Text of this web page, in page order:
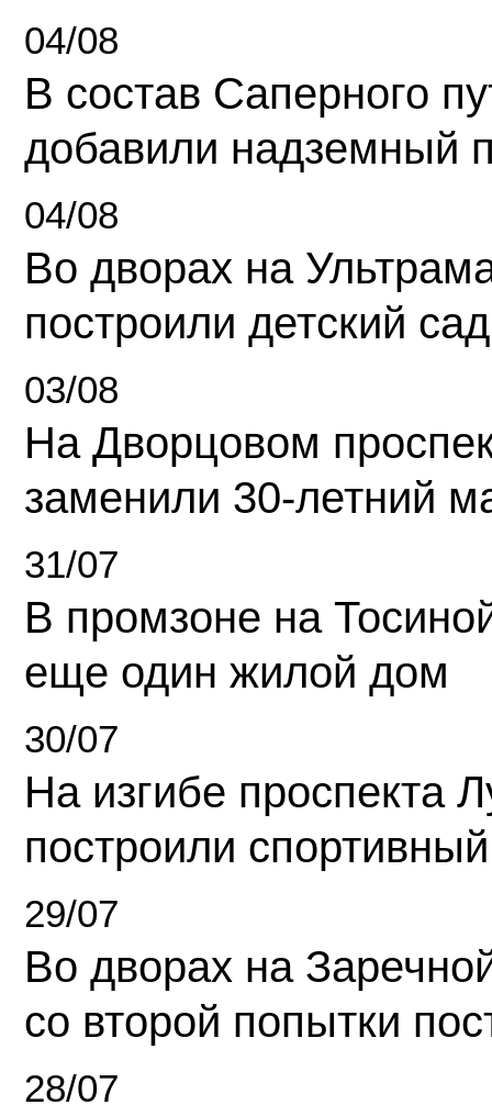
04/08
В состав Саперного
добавили надземный
04/08
Во дворах на
построили детский сад
03/08
На Дворцовом
заменили 30-летний
31/07
В промзоне на
еще один жилой дом
30/07
На изгибе проспекта
построили
29/07
Во дворах на
со второй попытки
28/07